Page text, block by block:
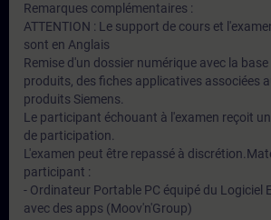
Remarques complémentaires :
ATTENTION : Le support de cours et
sont en Anglais
Remise d'un dossier numérique avec la
produits, des fiches applicatives associées
produits Siemens.
Le participant échouant à l'examen reçoit
de participation.
L'examen peut être repassé à
participant :
- Ordinateur Portable PC équipé du Logiciel
avec des apps (Moov'n'Group)